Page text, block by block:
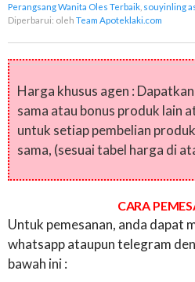
Perangsang Wanita Oles Terbaik souyinling
Diperbarui: oleh Team Apoteklaki.com
Harga khusus agen :
sama atau bonus produk lain
untuk setiap pembelian
sama, (sesuai tabel harga di
CARA
Untuk pemesanan, anda dapat
whatsapp ataupun telegram
bawah ini :